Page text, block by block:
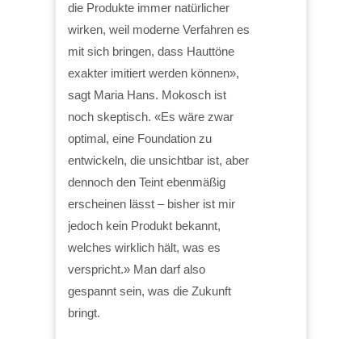
die Produkte immer natürlicher
wirken, weil moderne Verfahren es
mit sich bringen, dass Hauttöne
exakter imitiert werden können»,
sagt Maria Hans. Mokosch ist
noch skeptisch. «Es wäre zwar
optimal, eine Foundation zu
entwickeln, die unsichtbar ist, aber
dennoch den Teint ebenmäßig
erscheinen lässt – bisher ist mir
jedoch kein Produkt bekannt,
welches wirklich hält, was es
verspricht.» Man darf also
gespannt sein, was die Zukunft
bringt.